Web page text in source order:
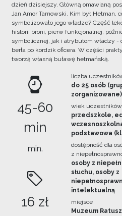
dzień dzisiejszy. Główną omawianą
Jan Amor Tarnowski. Kim był Hetman,
symbolizowało jego władze? Część
historii broni, pierw funkcjonalnej,
symbolicznej, jak i atrybutom władzy -
berła po kordzik oficera. W części
tworzą własną buławę hetmańską.
45-60
min
min.
16 zł
liczba
do 25 osób
zorganizowane)
wiek uczestników
przedszkole,
podstawowa
dostępność dla
z
osoby z
słuchu, osoby z
intelektualną
miejsce
Muzeum